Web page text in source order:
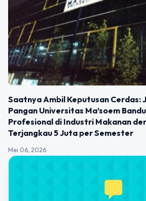
Saatnya Ambil Keputusan Cerdas:
Pangan Universitas Ma’soem
Profesional di Industri Makanan
Terjangkau 5 Juta per Semester
Mei 06, 2026